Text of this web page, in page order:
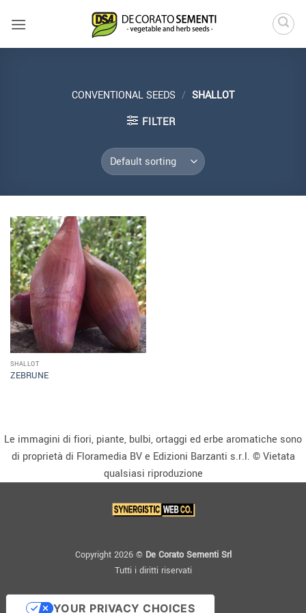
CONVENTIONAL SEEDS / SHALLOT
FILTER
SHALLOT
ZEBRUNE
Le immagini di fiori, piante, bulbi, ortaggi ed erbe aromatiche sono
di proprietà di Floramedia BV e Edizioni Barzanti s.r.l. © Vietata
qualsiasi riproduzione
Copyright 2026 © De Corato Sementi Srl
Tutti i diritti riservati
YOUR PRIVACY CHOICES